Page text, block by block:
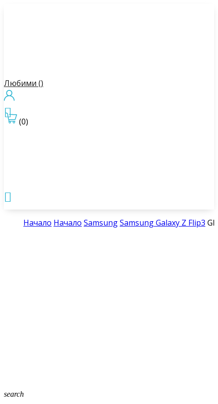
Любими ()
(0)


Начало Начало SamsungSamsung Galaxy Z Flip3
search